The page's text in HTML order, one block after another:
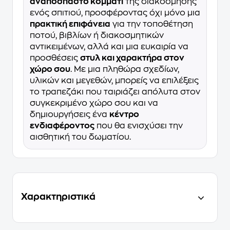
ενός σπιτιού, προσφέροντας όχι μόνο μια
πρακτική επιφάνεια για την τοποθέτηση
ποτού, βιβλίων ή διακοσμητικών
αντικειμένων, αλλά και μια ευκαιρία να
προσθέσεις στυλ και χαρακτήρα στον
χώρο σου. Με μια πληθώρα σχεδίων,
υλικών και μεγεθών, μπορείς να επιλέξεις
το τραπεζάκι που ταιριάζει απόλυτα στον
συγκεκριμένο χώρο σου και να
δημιουργήσεις ένα κέντρο
ενδιαφέροντος που θα ενισχύσει την
αισθητική του δωματίου.
Χαρακτηριστικά